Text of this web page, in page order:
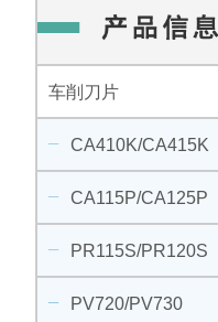
车削刀片
CA410K/CA415K
CA115P/CA125P
PR115S/PR120S
PV720/PV730